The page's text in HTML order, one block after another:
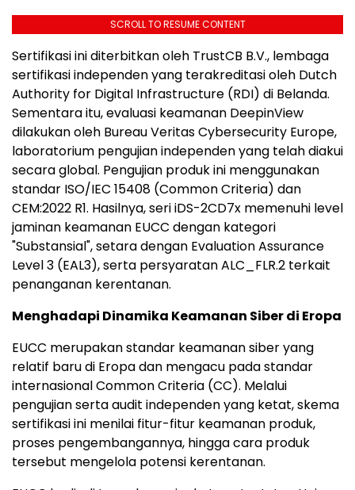
SCROLL TO RESUME CONTENT
Sertifikasi ini diterbitkan oleh TrustCB B.V., lembaga
sertifikasi independen yang terakreditasi oleh Dutch
Authority for Digital Infrastructure (RDI) di Belanda.
Sementara itu, evaluasi keamanan DeepinView
dilakukan oleh Bureau Veritas Cybersecurity Europe,
laboratorium pengujian independen yang telah diakui
secara global. Pengujian produk ini menggunakan
standar ISO/IEC 15408 (Common Criteria) dan
CEM:2022 R1. Hasilnya, seri iDS-2CD7x memenuhi level
jaminan keamanan EUCC dengan kategori
"Substansial", setara dengan Evaluation Assurance
Level 3 (EAL3), serta persyaratan ALC_FLR.2 terkait
penanganan kerentanan.
Menghadapi Dinamika Keamanan Siber di Eropa
EUCC merupakan standar keamanan siber yang
relatif baru di Eropa dan mengacu pada standar
internasional Common Criteria (CC). Melalui
pengujian serta audit independen yang ketat, skema
sertifikasi ini menilai fitur-fitur keamanan produk,
proses pengembangannya, hingga cara produk
tersebut mengelola potensi kerentanan.